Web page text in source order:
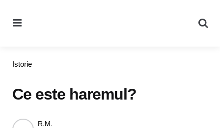
Categories
Istorie
Ce este haremul?
Posted
R.M.